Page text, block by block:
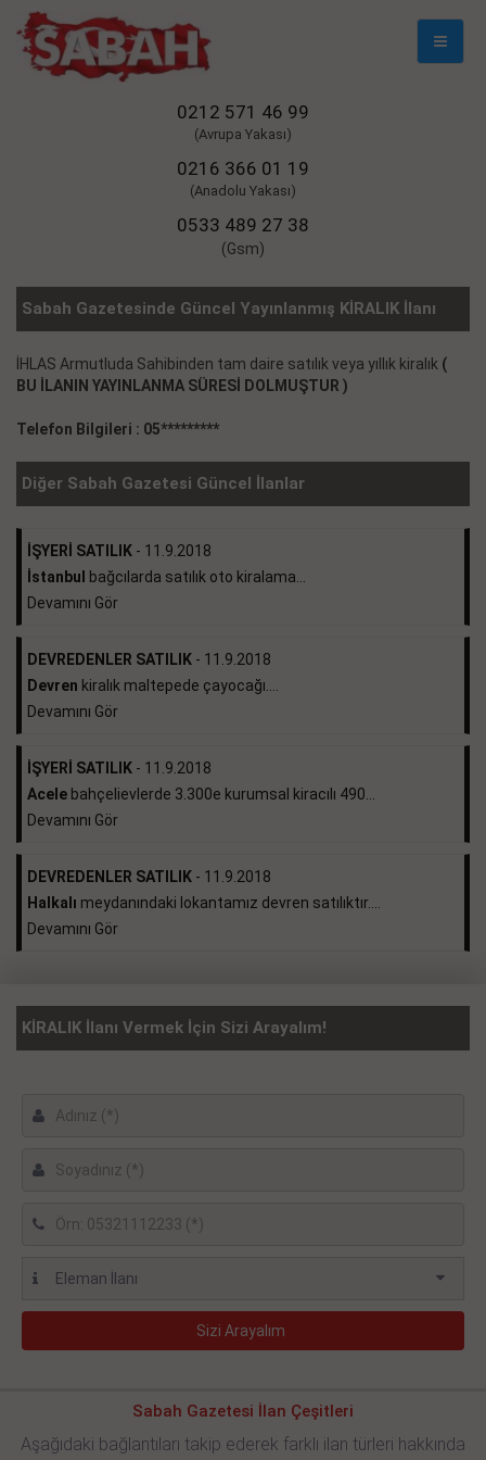
Mobil
0212 571 46 99
(Avrupa Yakası)
0216 366 01 19
(Anadolu Yakası)
0533 489 27 38
(Gsm)
Sabah Gazetesinde Güncel Yayınlanmış KİRALIK İlanı
İHLAS Armutluda Sahibinden tam daire satılık veya yıllık kiralık (
BU İLANIN YAYINLANMA SÜRESİ DOLMUŞTUR )
Telefon Bilgileri : 05*********
Diğer Sabah Gazetesi Güncel İlanlar
İŞYERİ SATILIK - 11.9.2018
İstanbul
bağcılarda satılık oto kiralama...
Devamını Gör
DEVREDENLER SATILIK - 11.9.2018
Devren kiralık maltepede çayocağı....
Devamını Gör
İŞYERİ SATILIK - 11.9.2018
Acele bahçelievlerde 3.300e kurumsal kiracılı 490...
Devamını Gör
DEVREDENLER SATILIK - 11.9.2018
Halkalı meydanındaki lokantamız devren satılıktır....
Devamını Gör
KİRALIK İlanı Vermek İçin Sizi Arayalım!
Sabah Gazetesi İlan Çeşitleri
Aşağıdaki bağlantıları takip ederek farklı ilan türleri hakkında